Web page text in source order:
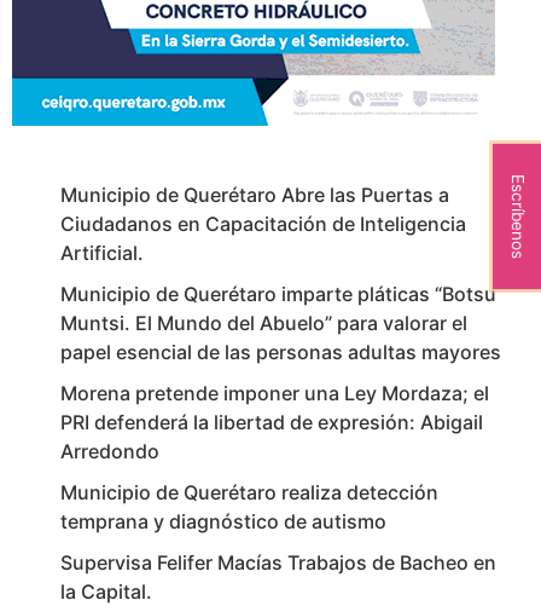
Municipio de Querétaro Abre las Puertas a
Ciudadanos en Capacitación de Inteligencia
Artificial.
Municipio de Querétaro imparte pláticas “Botsu
Muntsi. El Mundo del Abuelo” para valorar el
papel esencial de las personas adultas mayores
Morena pretende imponer una Ley Mordaza; el
PRI defenderá la libertad de expresión: Abigail
Arredondo
Municipio de Querétaro realiza detección
temprana y diagnóstico de autismo
Supervisa Felifer Macías Trabajos de Bacheo en
la Capital.
Escríbenos